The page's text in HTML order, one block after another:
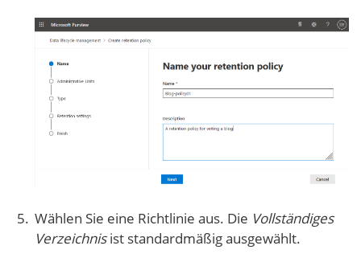
Wählen Sie eine Richtlinie aus. Die Vollständiges
Verzeichnisist standardmäßig ausgewählt.